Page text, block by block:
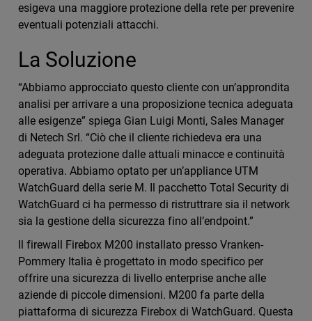
esigeva una maggiore protezione della rete per prevenire
eventuali potenziali attacchi.
La Soluzione
“Abbiamo approcciato questo cliente con un’approndita
analisi per arrivare a una proposizione tecnica adeguata
alle esigenze” spiega Gian Luigi Monti, Sales Manager
di Netech Srl. “Ciò che il cliente richiedeva era una
adeguata protezione dalle attuali minacce e continuità
operativa. Abbiamo optato per un’appliance UTM
WatchGuard della serie M. Il pacchetto Total Security di
WatchGuard ci ha permesso di ristruttrare sia il network
sia la gestione della sicurezza fino all’endpoint.”
Il firewall Firebox M200 installato presso Vranken-
Pommery Italia è progettato in modo specifico per
offrire una sicurezza di livello enterprise anche alle
aziende di piccole dimensioni. M200 fa parte della
piattaforma di sicurezza Firebox di WatchGuard. Questa